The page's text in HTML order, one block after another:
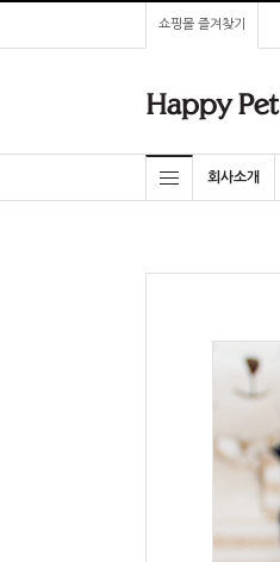
쇼핑몰 즐겨찾기
회사소개